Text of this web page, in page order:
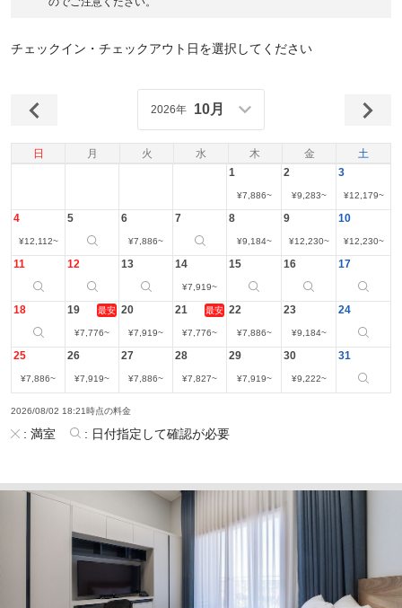
チェックイン・チェックアウト日を選択してください
日 月 火 水 木 金 土
2026年 10月
1
¥7,886~
2
¥9,283~
3
¥12,179~
4
¥12,112~
5 6
¥7,886~
7 8
¥9,184~
9
¥12,230~
10
¥12,230~
11 12 13 14
¥7,919~
15 16 17
18 19 最安
¥7,776~
20
¥7,919~
21 最安
¥7,776~
22
¥7,886~
23
¥9,184~
24
25
¥7,886~
26
¥7,919~
27
¥7,886~
28
¥7,827~
29
¥7,919~
30
¥9,222~
31
2026/08/02 18:21時点の料金
: 満室 : 日付指定して確認が必要